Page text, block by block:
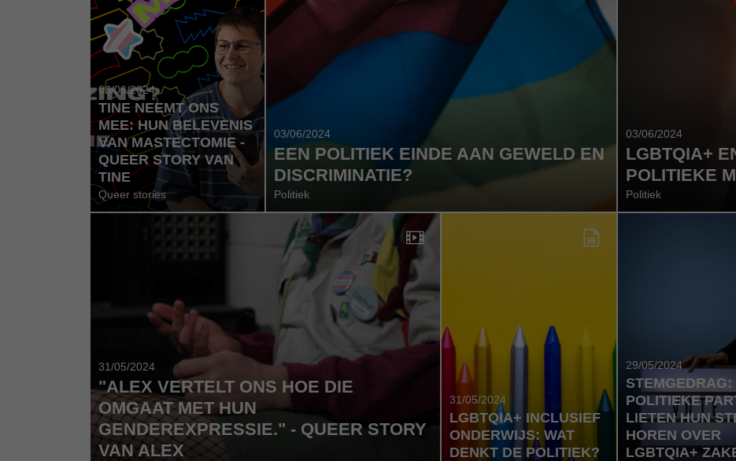
06/06/2024
TINE NEEMT ONS
MEE: HUN BELEVENIS
VAN MASTECTOMIE -
QUEER STORY VAN
TINE
Queer stories
03/06/2024
EEN POLITIEK EINDE AAN GEWELD EN
DISCRIMINATIE?
Politiek
03/06/2024
LGBTQIA+
POLITIEKE
Politiek
31/05/2024
"ALEX VERTELT ONS HOE DIE
OMGAAT MET HUN
GENDEREXPRESSIE." - QUEER STORY
VAN ALEX
31/05/2024
LGBTQIA+ INCLUSIEF
ONDERWIJS: WAT
DENKT DE POLITIEK?
29/05/2024
STEMGEDRAG:
POLITIEKE
LIETEN HUN
HOREN OVER
LGBTQIA+